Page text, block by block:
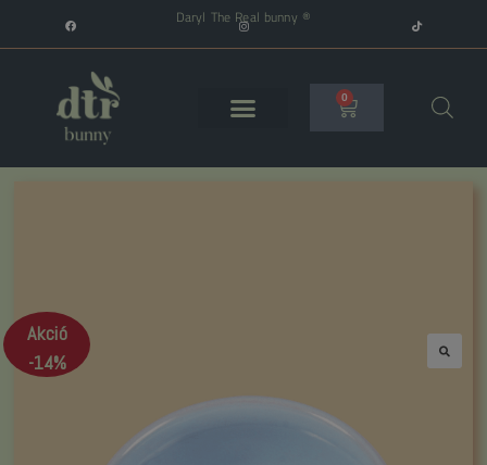
Daryl The Real bunny ®
0
Akció
-14%